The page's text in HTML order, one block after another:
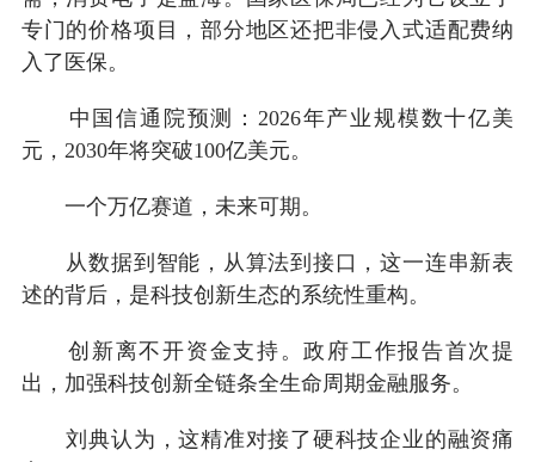
专门的价格项目，部分地区还把非侵入式适配费纳
入了医保。
中国信通院预测：2026年产业规模数十亿美
元，2030年将突破100亿美元。
一个万亿赛道，未来可期。
从数据到智能，从算法到接口，这一连串新表
述的背后，是科技创新生态的系统性重构。
创新离不开资金支持。政府工作报告首次提
出，加强科技创新全链条全生命周期金融服务。
刘典认为，这精准对接了硬科技企业的融资痛